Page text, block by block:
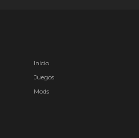
Inicio
Juegos
Mods